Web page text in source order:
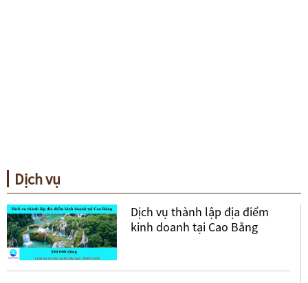
Dịch vụ
Dịch vụ thành lập địa điểm
kinh doanh tại Cao Bằng